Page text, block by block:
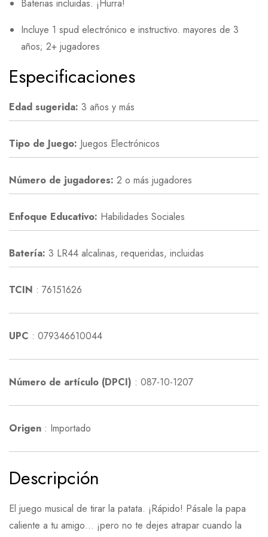
Baterias incluidas. ¡Hurra!
Incluye 1 spud electrónico e instructivo. mayores de 3
años; 2+ jugadores
Especificaciones
Edad sugerida: 3 años y más
Tipo de Juego: Juegos Electrónicos
Número de jugadores: 2 o más jugadores
Enfoque Educativo: Habilidades Sociales
Batería: 3 LR44 alcalinas, requeridas, incluidas
TCIN : 76151626
UPC : 079346610044
Número de artículo (DPCI) : 087-10-1207
Origen : Importado
Descripción
El juego musical de tirar la patata. ¡Rápido! Pásale la papa
caliente a tu amigo… ¡pero no te dejes atrapar cuando la